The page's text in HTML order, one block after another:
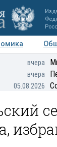
Мнения
вчера
вчера
05.08.2026